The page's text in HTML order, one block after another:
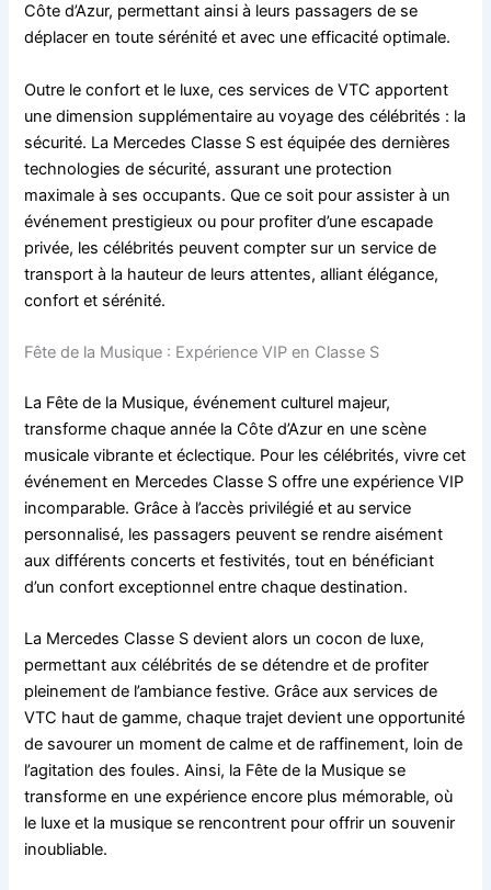
Côte d’Azur, permettant ainsi à leurs passagers de se
déplacer en toute sérénité et avec une efficacité optimale.
Outre le confort et le luxe, ces services de VTC apportent
une dimension supplémentaire au voyage des célébrités : la
sécurité. La Mercedes Classe S est équipée des dernières
technologies de sécurité, assurant une protection
maximale à ses occupants. Que ce soit pour assister à un
événement prestigieux ou pour profiter d’une escapade
privée, les célébrités peuvent compter sur un service de
transport à la hauteur de leurs attentes, alliant élégance,
confort et sérénité.
Fête de la Musique : Expérience VIP en Classe S
La Fête de la Musique, événement culturel majeur,
transforme chaque année la Côte d’Azur en une scène
musicale vibrante et éclectique. Pour les célébrités, vivre cet
événement en Mercedes Classe S offre une expérience VIP
incomparable. Grâce à l’accès privilégié et au service
personnalisé, les passagers peuvent se rendre aisément
aux différents concerts et festivités, tout en bénéficiant
d’un confort exceptionnel entre chaque destination.
La Mercedes Classe S devient alors un cocon de luxe,
permettant aux célébrités de se détendre et de profiter
pleinement de l’ambiance festive. Grâce aux services de
VTC haut de gamme, chaque trajet devient une opportunité
de savourer un moment de calme et de raffinement, loin de
l’agitation des foules. Ainsi, la Fête de la Musique se
transforme en une expérience encore plus mémorable, où
le luxe et la musique se rencontrent pour offrir un souvenir
inoubliable.